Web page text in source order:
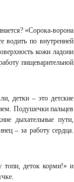
«Сорока-ворона
водить по внутренней
кожи ладони
пищеварительной
детки – это детские
Подушечки пальцев
дыхательные пути,
– за работу сердца.
топи, деток корми!» и